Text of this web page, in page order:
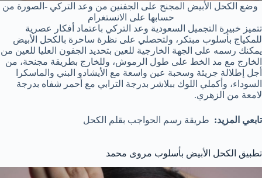
وضع الكحل الأبيض المجنح على الجفنين من وعد التركي -الصورة من
حسابها على الانستغرام
تتميز خبيرة التجميل السعودية وعد التركي باعتماد أفكار عصرية
للمكياج بأسلوب مبتكر، ولتحصلي على نظرة ساحرة بالكحل الأبيض
يمكنك رسمه على الجهة الخارجية للعين بتحديد الجفون العليا للعين من
الخارج مع مد الخط على طول الرموش، وللخارج بطريقة مجنحة، من
أجل إطلالة جريئة وسحبة عين واسعة مع الأيشادو البني والماسكرا
السوداء، وأكملي اللوك ببلاشر بدرجة الترابي مع أحمر شفاه بدرجة
لامعة من الزهري.
تابعي المزيد: طريقة رسم الحواجب بقلم الكحل
تطبيق الكحل الأبيض بأسلوب مروى محمد